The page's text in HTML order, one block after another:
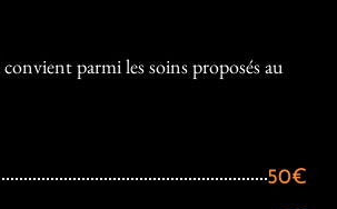
parmi les soins proposés au
50€